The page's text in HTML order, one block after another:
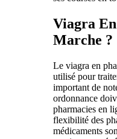
Viagra
Marche ?
Le viagra en
utilisé pour
important de
ordonnance
pharmacies en
flexibilité des
médicaments